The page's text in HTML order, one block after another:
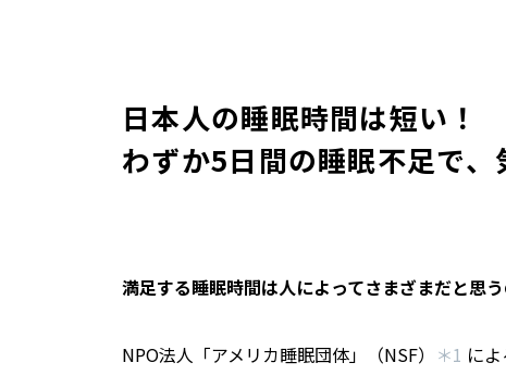
日本人の睡眠時間は短い！
わずか5日間の睡眠不足で
――満足する睡眠時間は人によってさまざまだと
NPO法人「アメリカ睡眠団体」（NSF） ＊1 によ